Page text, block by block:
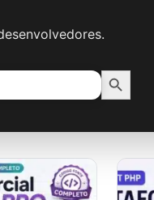
Search